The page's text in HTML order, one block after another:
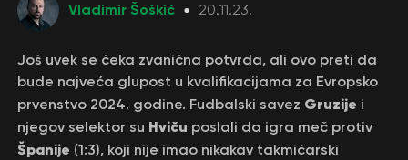
Vladimir Šoškić 20.11.23.
Još uvek se čeka zvanična potvrda, ali ovo preti da
bude najveća glupost u kvalifikacijama za Evropsko
prvenstvo 2024. godine. Fudbalski savez Gruzije i
njegov selektor su Hviču poslali da igra meč protiv
Španije (1:3), koji nije imao nikakav takmičarski